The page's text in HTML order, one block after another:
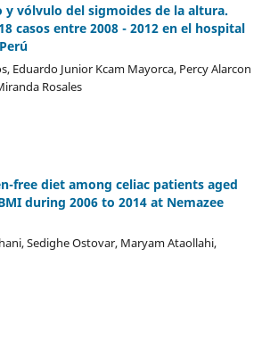
y vólvulo del sigmoides de la altura.
casos entre 2008 - 2012 en el hospital
Eduardo Junior Kcam Mayorca, Percy Alarcon
Rosales
free diet among celiac patients aged
during 2006 to 2014 at Nemazee
Sedighe Ostovar, Maryam Ataollahi,